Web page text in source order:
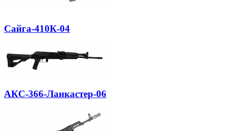
Сайга-410К-04
АКС-366-Ланкастер-06